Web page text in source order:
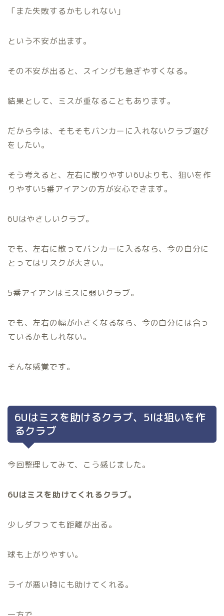
「また失敗するかもしれない」
という不安が出ます。
その不安が出ると、スイングも急ぎやすくなる。
結果として、ミスが重なることもあります。
だから今は、そもそもバンカーに入れないクラブ選び
をしたい。
そう考えると、左右に散りやすい6Uよりも、狙いを作
りやすい5番アイアンの方が安心できます。
6Uはやさしいクラブ。
でも、左右に散ってバンカーに入るなら、今の自分に
とってはリスクが大きい。
5番アイアンはミスに弱いクラブ。
でも、左右の幅が小さくなるなら、今の自分には合っ
ているかもしれない。
そんな感覚です。
6Uはミスを助けるクラブ、5Iは狙いを作
るクラブ
今回整理してみて、こう感じました。
6Uはミスを助けてくれるクラブ。
少しダフっても距離が出る。
球も上がりやすい。
ライが悪い時にも助けてくれる。